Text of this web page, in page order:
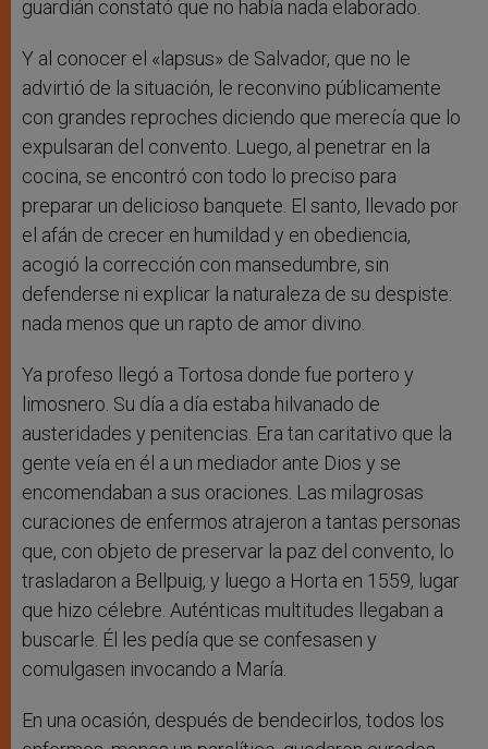
guardián constató que no había nada elaborado.
Y al conocer el «lapsus» de Salvador, que no le
advirtió de la situación, le reconvino públicamente
con grandes reproches diciendo que merecía que lo
expulsaran del convento. Luego, al penetrar en la
cocina, se encontró con todo lo preciso para
preparar un delicioso banquete. El santo, llevado por
el afán de crecer en humildad y en obediencia,
acogió la corrección con mansedumbre, sin
defenderse ni explicar la naturaleza de su despiste:
nada menos que un rapto de amor divino.
Ya profeso llegó a Tortosa donde fue portero y
limosnero. Su día a día estaba hilvanado de
austeridades y penitencias. Era tan caritativo que la
gente veía en él a un mediador ante Dios y se
encomendaban a sus oraciones. Las milagrosas
curaciones de enfermos atrajeron a tantas personas
que, con objeto de preservar la paz del convento, lo
trasladaron a Bellpuig, y luego a Horta en 1559, lugar
que hizo célebre. Auténticas multitudes llegaban a
buscarle. Él les pedía que se confesasen y
comulgasen invocando a María.
En una ocasión, después de bendecirlos, todos los